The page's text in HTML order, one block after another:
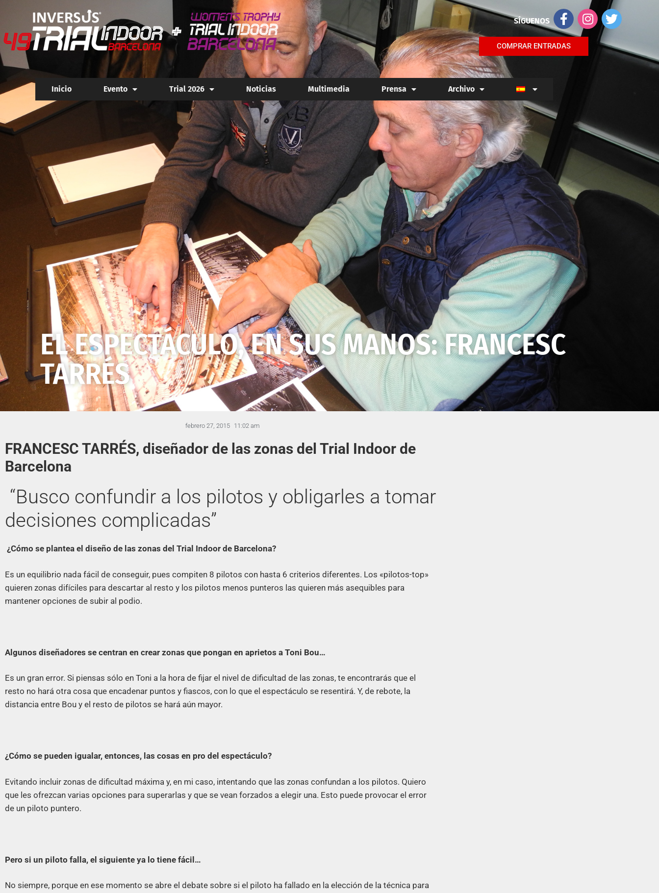
SÍGUENOS
COMPRAR ENTRADAS
Inicio Evento Trial 2026 Noticias Multimedia Prensa Archivo
EL ESPECTÁCULO, EN SUS MANOS: FRANCESC
TARRÉS
febrero 27, 2015 11:02 am
FRANCESC TARRÉS, diseñador de las zonas del Trial Indoor de
Barcelona
“Busco confundir a los pilotos y obligarles a tomar
decisiones complicadas”
¿Cómo se plantea el diseño de las zonas del Trial Indoor de Barcelona?
Es un equilibrio nada fácil de conseguir, pues compiten 8 pilotos con hasta 6 criterios diferentes. Los «pilotos-top»
quieren zonas difíciles para descartar al resto y los pilotos menos punteros las quieren más asequibles para
mantener opciones de subir al podio.
Algunos diseñadores se centran en crear zonas que pongan en aprietos a Toni Bou…
Es un gran error. Si piensas sólo en Toni a la hora de fijar el nivel de dificultad de las zonas, te encontrarás que el
resto no hará otra cosa que encadenar puntos y fiascos, con lo que el espectáculo se resentirá. Y, de rebote, la
distancia entre Bou y el resto de pilotos se hará aún mayor.
¿Cómo se pueden igualar, entonces, las cosas en pro del espectáculo?
Evitando incluir zonas de dificultad máxima y, en mi caso, intentando que las zonas confundan a los pilotos. Quiero
que les ofrezcan varias opciones para superarlas y que se vean forzados a elegir una. Esto puede provocar el error
de un piloto puntero.
Pero si un piloto falla, el siguiente ya lo tiene fácil…
No siempre, porque en ese momento se abre el debate sobre si el piloto ha fallado en la elección de la técnica para